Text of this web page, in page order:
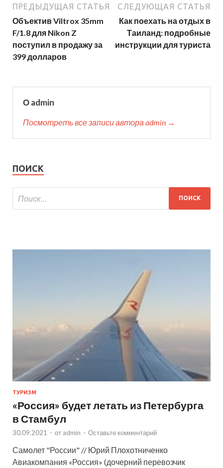
ПРЕДЫДУЩАЯ СТАТЬЯ
Объектив Viltrox 35mm
F/1.8 для Nikon Z
поступил в продажу за
399 долларов
СЛЕДУЮЩАЯ СТАТЬЯ
Как поехать на отдых в
Таиланд: подробные
инструкции для туриста
О admin
Посмотреть все записи автора admin →
ПОИСК
ТУРИЗМ
«Россия» будет летать из Петербурга
в Стамбул
30.09.2021 - от admin - Оставьте комментарий
Самолет "России" // Юрий Плохотниченко
Авиакомпания «Россия» (дочерний перевозчик